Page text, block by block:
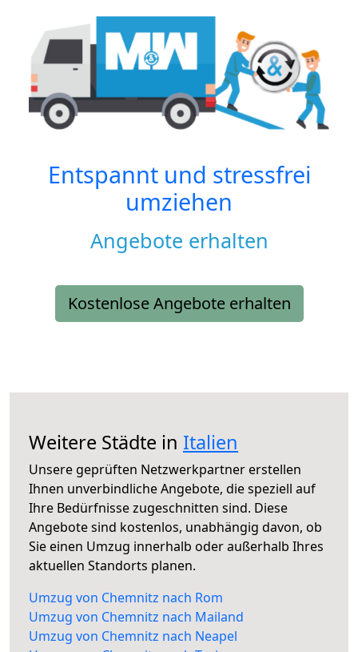
Entspannt und stressfrei
umziehen
Angebote erhalten
Kostenlose Angebote erhalten
Weitere Städte in Italien
Unsere geprüften Netzwerkpartner erstellen
Ihnen unverbindliche Angebote, die speziell auf
Ihre Bedürfnisse zugeschnitten sind. Diese
Angebote sind kostenlos, unabhängig davon, ob
Sie einen Umzug innerhalb oder außerhalb Ihres
aktuellen Standorts planen.
Umzug von Chemnitz nach Rom
Umzug von Chemnitz nach Mailand
Umzug von Chemnitz nach Neapel